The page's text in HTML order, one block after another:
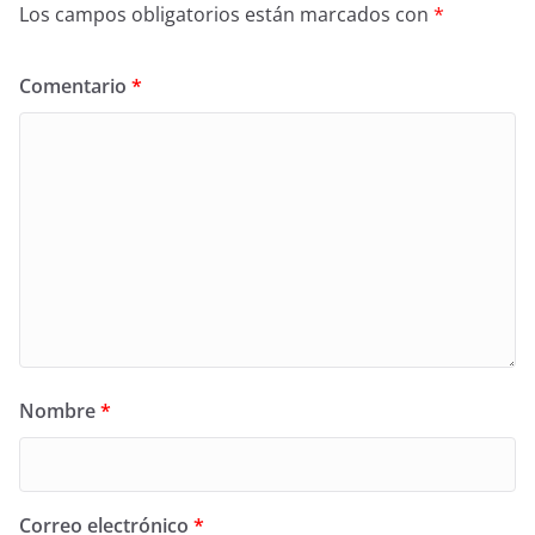
Los campos obligatorios están marcados con *
Comentario *
Nombre*
Correo electrónico *